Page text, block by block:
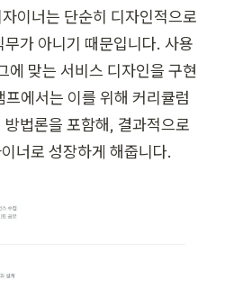
이너는 단순히 디자인적으로
가 아니기 때문입니다. 사용
에 맞는 서비스 디자인을 구현
에서는 이를 위해 커리큘럼
법론을 포함해, 결과적으로
너로 성장하게 해줍니다.